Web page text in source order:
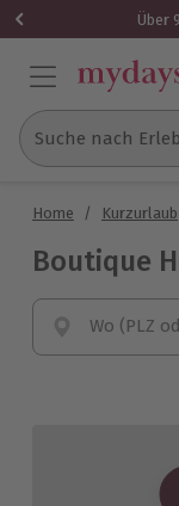
Über
Suche nach
Home / Kurzurlaub
Boutique
Wo (PLZ